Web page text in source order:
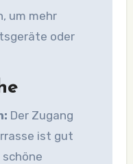
um mehr
oder
Der Zugang
ist gut